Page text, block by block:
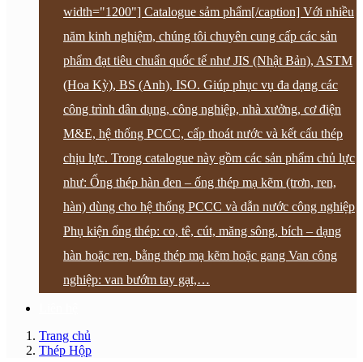
width="1200"] Catalogue sảm phẩm[/caption] Với nhiều
năm kinh nghiệm, chúng tôi chuyên cung cấp các sản
phẩm đạt tiêu chuẩn quốc tế như JIS (Nhật Bản), ASTM
(Hoa Kỳ), BS (Anh), ISO. Giúp phục vụ đa dạng các
công trình dân dụng, công nghiệp, nhà xưởng, cơ điện
M&E, hệ thống PCCC, cấp thoát nước và kết cấu thép
chịu lực. Trong catalogue này gồm các sản phẩm chủ lực
như: Ống thép hàn đen – ống thép mạ kẽm (trơn, ren,
hàn) dùng cho hệ thống PCCC và dẫn nước công nghiệp
Phụ kiện ống thép: co, tê, cút, măng sông, bích – dạng
hàn hoặc ren, bằng thép mạ kẽm hoặc gang Van công
nghiệp: van bướm tay gạt,…
Trang chủ
Thép Hộp